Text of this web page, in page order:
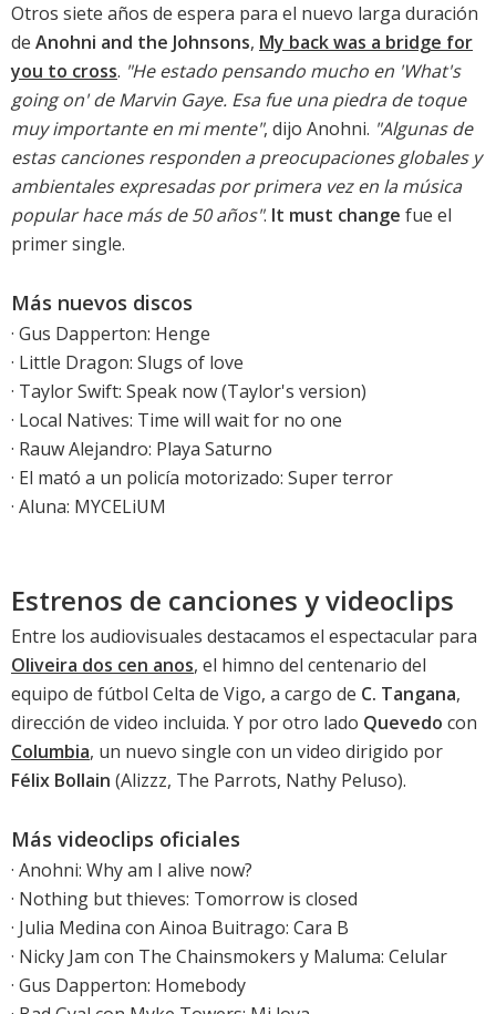
Otros siete años de espera para el nuevo larga duración
de Anohni and the Johnsons, My back was a bridge for
you to cross. "He estado pensando mucho en 'What's
going on' de Marvin Gaye. Esa fue una piedra de toque
muy importante en mi mente", dijo Anohni. "Algunas de
estas canciones responden a preocupaciones globales y
ambientales expresadas por primera vez en la música
popular hace más de 50 años". It must change fue el
primer single.
Más nuevos discos
· Gus Dapperton: Henge
· Little Dragon: Slugs of love
· Taylor Swift: Speak now (Taylor's version)
· Local Natives: Time will wait for no one
· Rauw Alejandro: Playa Saturno
· El mató a un policía motorizado: Super terror
· Aluna: MYCELiUM
Estrenos de canciones y videoclips
Entre los audiovisuales destacamos el espectacular para
Oliveira dos cen anos, el himno del centenario del
equipo de fútbol Celta de Vigo, a cargo de C. Tangana,
dirección de video incluida. Y por otro lado Quevedo con
Columbia, un nuevo single con un video dirigido por
Félix Bollain (Alizzz, The Parrots, Nathy Peluso).
Más videoclips oficiales
· Anohni: Why am I alive now?
· Nothing but thieves: Tomorrow is closed
· Julia Medina con Ainoa Buitrago: Cara B
· Nicky Jam con The Chainsmokers y Maluma: Celular
· Gus Dapperton: Homebody